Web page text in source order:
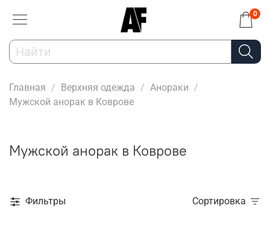
0
Главная Верхняя одежда
Анораки
Мужской анорак в Коврове
Мужской анорак в Коврове
Фильтры Сортировка